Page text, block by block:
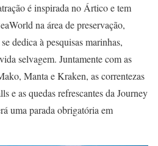
é inspirada no Ártico e tem
na área de preservação,
dedica à pesquisas marinhas,
selvagem. Juntamente com as
Manta e Kraken, as correntezas
e as quedas refrescantes da Journey
uma parada obrigatória em